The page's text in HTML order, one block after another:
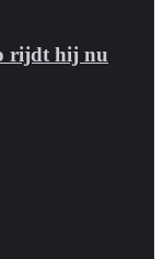
rijdt hij nu